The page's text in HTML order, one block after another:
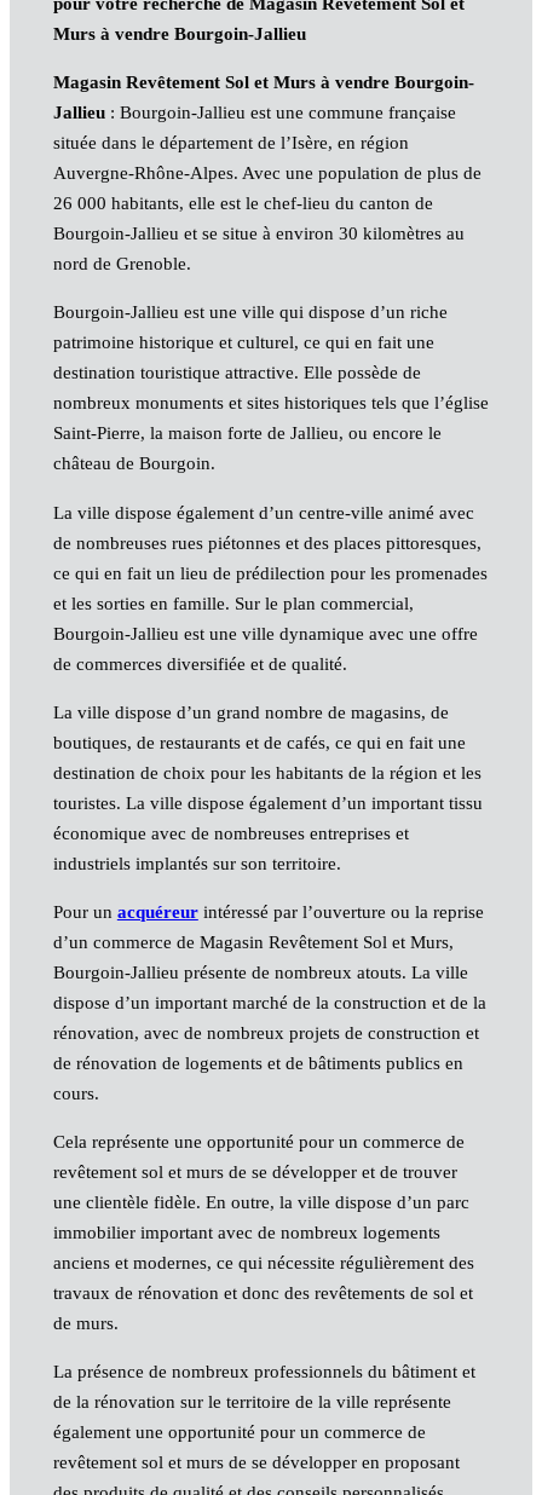
pour votre recherche de Magasin Revêtement Sol et
Murs à vendre Bourgoin-Jallieu
Magasin Revêtement Sol et Murs à vendre Bourgoin-
Jallieu: Bourgoin-Jallieu est une commune française
située dans le département de l’Isère, en région
Auvergne-Rhône-Alpes. Avec une population de plus de
26 000 habitants, elle est le chef-lieu du canton de
Bourgoin-Jallieu et se situe à environ 30 kilomètres au
nord de Grenoble.
Bourgoin-Jallieu est une ville qui dispose d’un riche
patrimoine historique et culturel, ce qui en fait une
destination touristique attractive. Elle possède de
nombreux monuments et sites historiques tels que l’église
Saint-Pierre, la maison forte de Jallieu, ou encore le
château de Bourgoin.
La ville dispose également d’un centre-ville animé avec
de nombreuses rues piétonnes et des places pittoresques,
ce qui en fait un lieu de prédilection pour les promenades
et les sorties en famille. Sur le plan commercial,
Bourgoin-Jallieu est une ville dynamique avec une offre
de commerces diversifiée et de qualité.
La ville dispose d’un grand nombre de magasins, de
boutiques, de restaurants et de cafés, ce qui en fait une
destination de choix pour les habitants de la région et les
touristes. La ville dispose également d’un important tissu
économique avec de nombreuses entreprises et
industriels implantés sur son territoire.
Pour un acquéreurintéressé par l’ouverture ou la reprise
d’un commerce de Magasin Revêtement Sol et Murs,
Bourgoin-Jallieu présente de nombreux atouts. La ville
dispose d’un important marché de la construction et de la
rénovation, avec de nombreux projets de construction et
de rénovation de logements et de bâtiments publics en
cours.
Cela représente une opportunité pour un commerce de
revêtement sol et murs de se développer et de trouver
une clientèle fidèle. En outre, la ville dispose d’un parc
immobilier important avec de nombreux logements
anciens et modernes, ce qui nécessite régulièrement des
travaux de rénovation et donc des revêtements de sol et
de murs.
La présence de nombreux professionnels du bâtiment et
de la rénovation sur le territoire de la ville représente
également une opportunité pour un commerce de
revêtement sol et murs de se développer en proposant